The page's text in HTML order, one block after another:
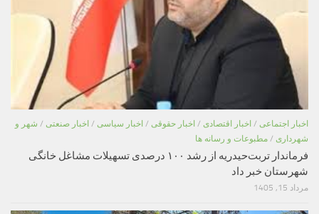
اخبار اجتماعی / اخبار اقتصادی / اخبار حقوقی / اخبار سیاسی / اخبار صنعتی / شهر و
شهرداری / مطبوعات و رسانه ها
فرماندار تربت‌حیدریه از رشد ۱۰۰ درصدی تسهیلات مشاغل خانگی
شهرستان خبر داد
مرداد 15, 1405